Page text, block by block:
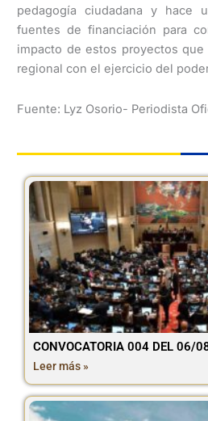
pedagogía ciudadana y hace
fuentes de financiación para
impacto de estos proyectos
regional con el ejercicio del
Fuente: Lyz Osorio- Periodista
CONVOCATORIA 004 DEL 06/
Leer más »